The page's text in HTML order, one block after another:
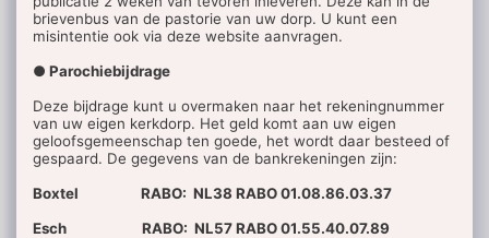
brievenbus van de pastorie van uw dorp. U kunt een
misintentie ook via deze website aanvragen.
● Parochiebijdrage
Deze bijdrage kunt u overmaken naar het rekeningnummer
van uw eigen kerkdorp. Het geld komt aan uw eigen
geloofsgemeenschap ten goede, het wordt daar besteed of
gespaard. De gegevens van de bankrekeningen zijn:
Boxtel RABO: NL38 RABO 01.08.86.03.37
Esch RABO: NL57 RABO 01.55.40.07.89